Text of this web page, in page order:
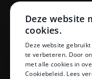
Legservice
Laminaat Capelle aan
Laminaat voor
Klantenservice
Betaalmethoden
Openingstijden
Deze website
cookies.
Deze website
te verbeteren. Door
met alle cookies in
Cookiebeleid. Lees